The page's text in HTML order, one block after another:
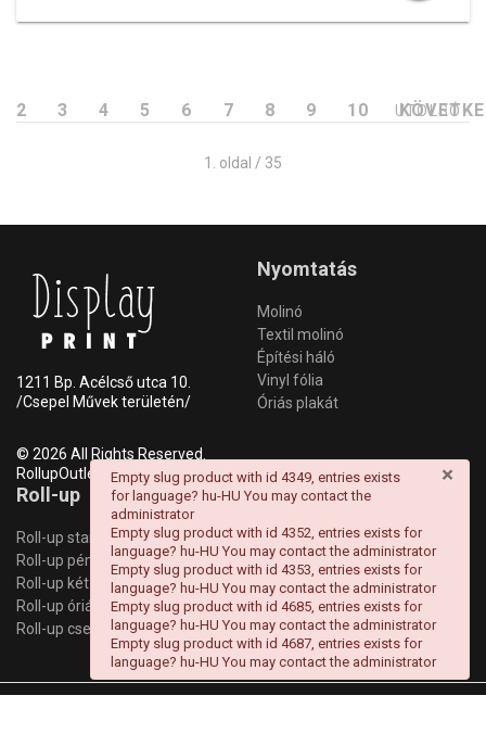
×
danger
Empty slug product with id 4349, entries exists
for language? hu-HU You may contact the
administrator
Empty slug product with id 4352, entries exists for
language? hu-HU You may contact the administrator
Empty slug product with id 4353, entries exists for
language? hu-HU You may contact the administrator
Empty slug product with id 4685, entries exists for
language? hu-HU You may contact the administrator
Empty slug product with id 4687, entries exists for
language? hu-HU You may contact the administrator
2 3 4 5 6 7 8 9 10 UTOLSÓ
1. oldal / 35
1211 Bp. Acélcső utca 10.
/Csepel Művek területén/
© 2026 All Rights Reserved.
RollupOutlet
Nyomtatás
Molinó
Textil molinó
Építési háló
Vinyl fólia
Óriás plakát
Roll-up
Roll-up standard
Roll-up pémium
Roll-up két oldalas
Roll-up óriás
Roll-up csere
Információk
Anyagleadás
Garancia
Szállítás/Fizetés
Kapcsolat
Cookie szabályzat